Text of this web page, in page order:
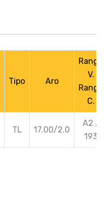
Tipo Aro
Rango
V.
Rango
C.
TL 17.00/2.0
A2 /
193